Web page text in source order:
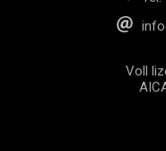
Voll